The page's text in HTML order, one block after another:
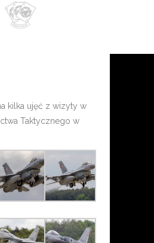
kilka ujęć z wizyty w
Taktycznego w